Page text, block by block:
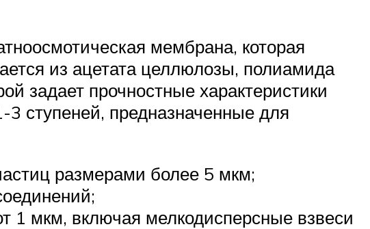
мембрана, которая
из ацетата целлюлозы, полиамида
задает прочностные характеристики
ступеней, предназначенные для
размерами более 5 мкм;
1 мкм, включая мелкодисперсные взвеси